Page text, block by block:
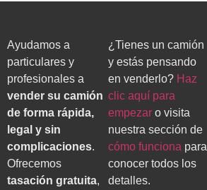
Ayudamos a
particulares y
profesionales a
vender su camión
de forma rápida,
legal y sin
complicaciones.
Ofrecemos
tasación gratuita,
¿Tienes un camión
y estás pensando
en venderlo? Haz
clic aquí para
empezaro visita
nuestra sección de
cómo funciona para
conocer todos los
detalles.